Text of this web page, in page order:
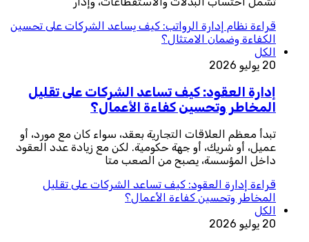
قراءة نظام إدارة الرواتب: كيف يساعد الشركات على تحسين
الكفاءة وضمان الامتثال؟
الكل
20 يوليو 2026
إدارة العقود: كيف تساعد الشركات على تقليل
المخاطر وتحسين كفاءة الأعمال؟
تبدأ معظم العلاقات التجارية بعقد، سواء كان مع مورد، أو
عميل، أو شريك، أو جهة حكومية. لكن مع زيادة عدد العقود
داخل المؤسسة، يصبح من الصعب متا
قراءة إدارة العقود: كيف تساعد الشركات على تقليل
المخاطر وتحسين كفاءة الأعمال؟
الكل
20 يوليو 2026